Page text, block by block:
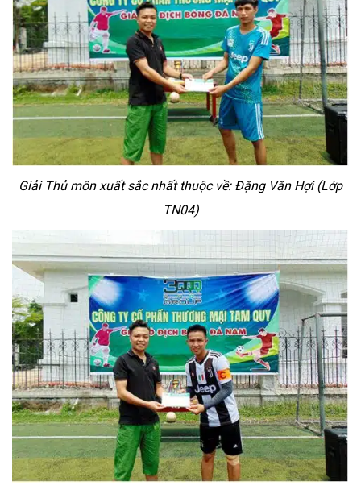
Giải Thủ môn xuất sắc nhất thuộc về: Đặng Văn Hợi (Lớp
TN04)